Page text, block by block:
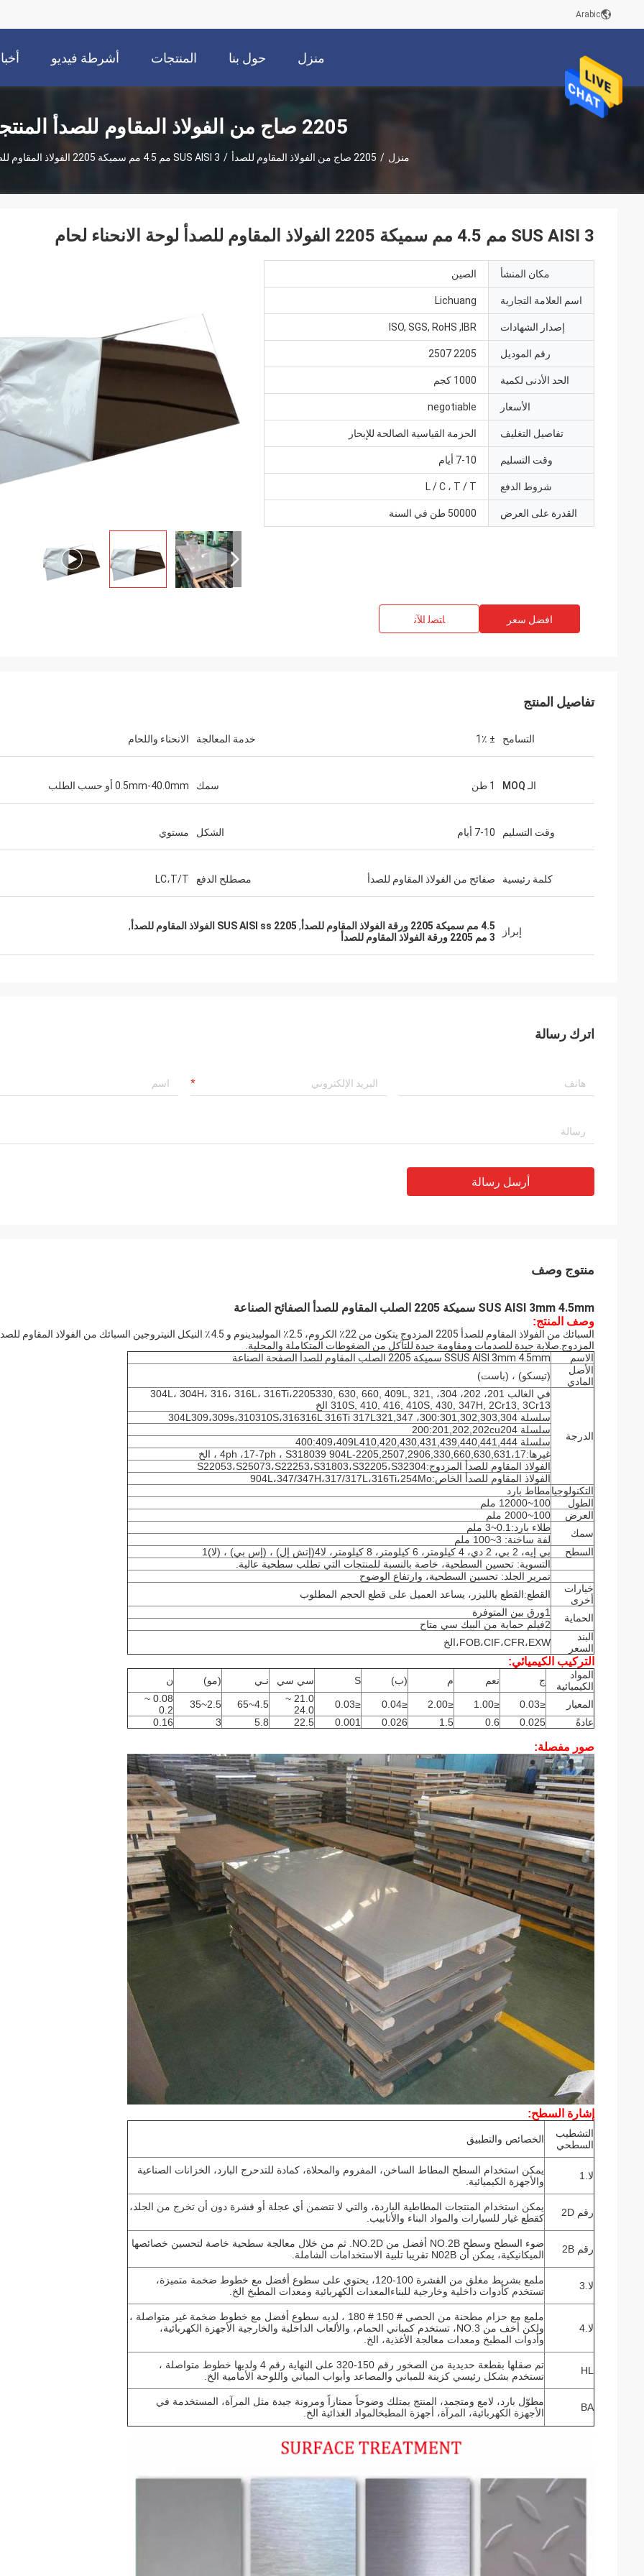
إرسال
Arabic
منزل حول بنا المنتجات أشرطة فيديو
2205 صاج من الفولاذ المقاوم للصدأ المنتجات
منزل / 2205 صاج من الفولاذ المقاوم للصدأ / SUS AISI 3 مم 4.5 مم سميكة 2205 الفولاذ المقاوم للصدأ لوحة الانحناء لحام
إريك
عندما تختار شركائك ، فإنك تزيد من احتمالية
SUS AISI 3 مم 4.5 مم سميكة 2205 الفولاذ المقاوم للصدأ لوحة الانحناء لحام
مكان المنشأ الصين
اسم العلامة التجارية Lichuang
إصدار الشهادات ISO, SGS, RoHS ,IBR
رقم الموديل 2205 2507
الحد الأدنى لكمية 1000 كجم
الأسعار negotiable
تفاصيل التغليف الحزمة القياسية الصالحة للإبحار
وقت التسليم 7-10 أيام
شروط الدفع L / C ، T / T
القدرة على العرض 50000 طن في السنة
افضل سعر ﺎﺘﺼﻟ ﺍﻶﻧ
تفاصيل المنتج
التسامح ± 1٪ خدمة المعالجة الانحناء واللحام
الـ MOQ 1 طن سمك 0.5mm-40.0mm أو حسب الطلب
وقت التسليم 7-10 أيام الشكل مستوي
كلمة رئيسية صفائح من الفولاذ المقاوم للصدأ مصطلح الدفع LC،T/T
إبراز 4.5 مم سميكة 2205 ورقة الفولاذ المقاوم للصدأ , SUS AISI ss 2205 الفولاذ المقاوم للصدأ
,
3 مم 2205 ورقة الفولاذ المقاوم للصدأ
اترك رسالة
أرسل رسالة
منتوج وصف
SUS AISI 3mm 4.5mm سميكة 2205 الصلب المقاوم للصدأ الصفائح الصناعة
وصف المنتج:
السبائك من الفولاذ المقاوم للصدأ 2205 المزدوج يتكون من 22٪ الكروم، 2.5٪ الموليبدينوم و 4.5٪ النيكل النيتروجين السبائك من الفولاذ المقاوم
المزدوج.صلابة جيدة للصدمات ومقاومة جيدة للتآكل من الضغوطات المتكاملة والمحلية.
الاسم
SSUS AISI 3mm 4.5mm سميكة 2205 الصلب المقاوم للصدأ الصفحة الصناعة
الأصل
المادي
(تيسكو) ، (باست)
الدرجة
في الغالب 201، 202، 304، 304L، 304H، 316، 316L، 316Ti،2205330, 630, 660, 409L, 321,
310S, 410, 416, 410S, 430, 347H, 2Cr13, 3Cr13 الخ
سلسلة 300:301,302,303,304، 304L309،309s،310310S،316316L 316Ti 317L321,347
سلسلة 200:201,202,202cu204
سلسلة 400:409،409L410,420,430,431,439,440,441,444
غيرها:2205,2507,2906,330,660,630,631،17-4ph ،17-7ph ، S318039 904L ، الخ
الفولاذ المقاوم للصدأ المزدوج:S22053،S25073،S22253،S31803،S32205،S32304
الفولاذ المقاوم للصدأ الخاص:904L،347/347H،317/317L،316Ti،254Mo
التكنولوجيامطاط بارد
الطول
100~12000 ملم
العرض
100~2000 ملم
سمك
طلاء بارد:0.1~3 ملم
لفة ساخنة: 3~100 ملم
السطح
بي إيه، 2 بي، 2 دي، 4 كيلومتر، 6 كيلومتر، 8 كيلومتر، لا4(إتش إل) ، (إس بي) ، (لا)1
التسوية: تحسين السطحية، خاصة بالنسبة للمنتجات التي تطلب سطحية عالية.
تمرير الجلد: تحسين السطحية، وارتفاع الوضوح
خيارات
أخرى
القطع:القطع بالليزر، يساعد العميل على قطع الحجم المطلوب
الحماية
1ورق بين المتوفرة
2فيلم حماية من البيك سي متاح
البند
السعر
FOB،CIF،CFR،EXW،الخ
التركيب الكيميائي:
المواد
الكيميائية
ج نعم م (ب) S سي سي نـي (مو) ن
المعيار ≤0.03
≤1.00
≤2.00
≤0.04
≤0.03
21.0 ~
24.0
4.5~65
2.5~35
0.08 ~
0.2
عادةً
0.025
0.6
1.5
0.026
0.001
22.5
5.8
3
0.16
صور مفصلة:
إشارة السطح:
التشطيب
السطحي
الخصائص والتطبيق
لا.1
يمكن استخدام السطح المطاط الساخن، المفروم والمحلاة، كمادة للتدحرج البارد، الخزانات الصناعية
والأجهزة الكيميائية.
رقم 2D
يمكن استخدام المنتجات المطاطية الباردة، والتي لا تتضمن أي عجلة أو قشرة دون أن تخرج من الجلد،
كقطع غيار للسيارات والمواد البناء والأنابيب.
رقم 2B
ضوء السطح وسطح NO.2B أفضل من NO.2D. ثم من خلال معالجة سطحية خاصة لتحسين خصائصها
الميكانيكية، يمكن أن N02B تقريبا تلبية الاستخدامات الشاملة.
لا.3
ملمع بشريط مغلق من القشرة 100-120، يحتوي على سطوع أفضل مع خطوط ضخمة متميزة،
تستخدم كأدوات داخلية وخارجية للبناءالمعدات الكهربائية ومعدات المطبخ الخ.
لا.4
ملمع مع حزام مطحنة من الحصى # 150 # 180 ، لديه سطوع أفضل مع خطوط ضخمة غير متواصلة ،
ولكن أخف من NO.3، تستخدم كمباني الحمام، والألعاب الداخلية والخارجية الأجهزة الكهربائية،
وأدوات المطبخ ومعدات معالجة الأغذية، الخ.
HL
تم صقلها بقطعة حديدية من الصخور رقم 150-320 على النهاية رقم 4 ولديها خطوط متواصلة ،
تستخدم بشكل رئيسي كزينة للمباني والمصاعد وأبواب المباني واللوحة الأمامية الخ.
BA
مطوّل بارد، لامع ومتجمد، المنتج يمتلك وضوحاً ممتازاً ومرونة جيدة مثل المرآة، المستخدمة في
الأجهزة الكهربائية، المرآة، أجهزة المطبخالمواد الغذائية الخ.